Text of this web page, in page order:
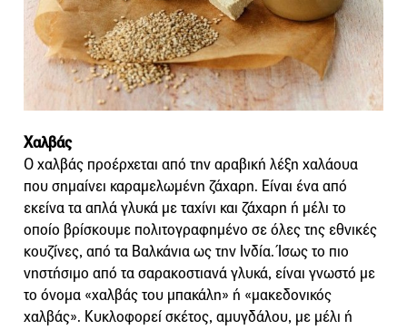
Χαλβάς
Ο χαλβάς προέρχεται από την αραβική λέξη χαλάουα
που σημαίνει καραμελωμένη ζάχαρη. Είναι ένα από
εκείνα τα απλά γλυκά με ταχίνι και ζάχαρη ή μέλι το
οποίο βρίσκουμε πολιτογραφημένο σε όλες της εθνικές
κουζίνες, από τα Βαλκάνια ως την Ινδία. Ίσως το πιο
νηστήσιμο από τα σαρακοστιανά γλυκά, είναι γνωστό με
το όνομα «χαλβάς του μπακάλη» ή «μακεδονικός
χαλβάς». Κυκλοφορεί σκέτος, αμυγδάλου, με μέλι ή